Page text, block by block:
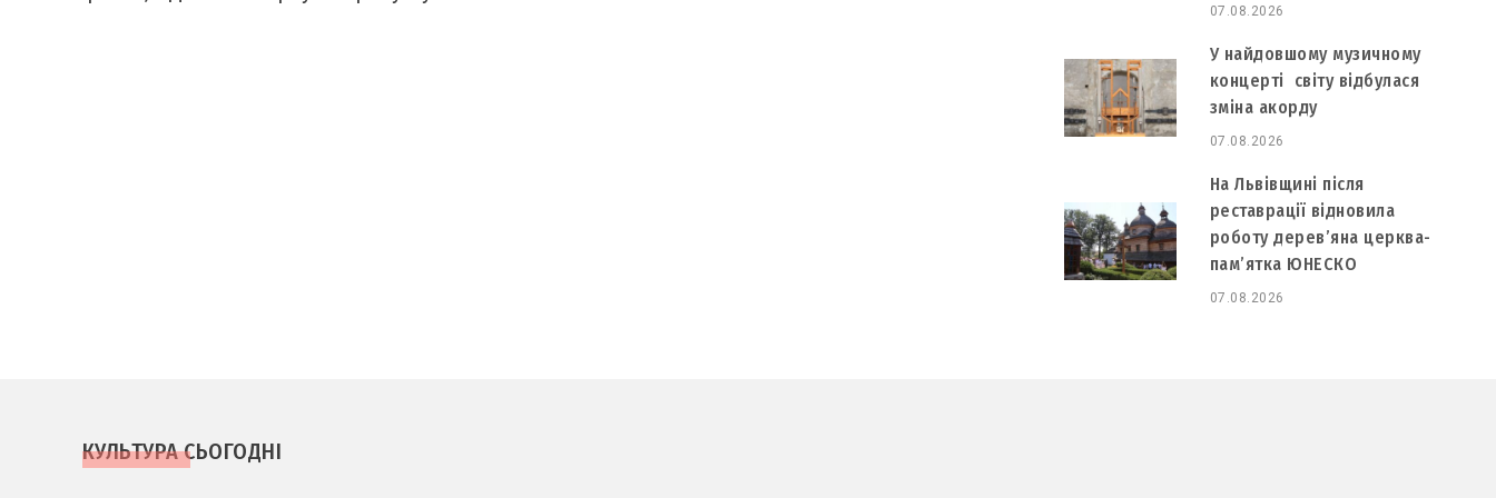
07.08.2026
У найдовшому музичному
концерті світу відбулася
зміна акорду
07.08.2026
На Львівщині після
реставрації відновила
роботу дерев’яна церква-
пам’ятка ЮНЕСКО
07.08.2026
КУЛЬТУРА СЬОГОДНІ